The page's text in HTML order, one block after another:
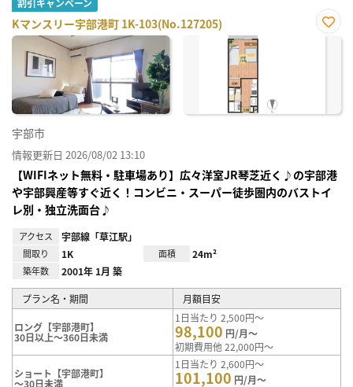
Kマンスリー宇部港町 1K-103(No.127205)
お気
宇部市
情報更新日 2026/08/02 13:10
【WIFIネット無料・駐車場あり】広々洋室JR琴芝近く♪の宇部港
や宇部興産等すぐ近く！コンビニ・スーパー徒歩圏内のバストイ
レ別・独立洗面台♪
アクセス 宇部線「草江駅」
間取り 1K 面積 24m²
築年数 2001年 1月 築
プラン名・期間 月額目安
ロング【宇部港町】
30日以上～360日未満
1日当たり 2,500円～
98,100 円/月～
初期費用他 22,000円～
ショート【宇部港町】
～30日未満
1日当たり 2,600円～
101,100 円/月～